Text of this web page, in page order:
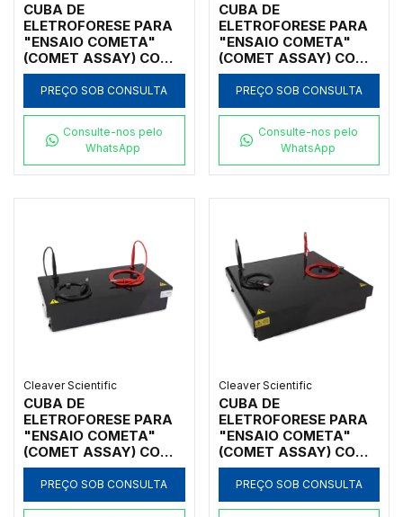
CUBA DE
ELETROFORESE PARA
"ENSAIO COMETA"
(COMET ASSAY) COM
CAPACIDADE PARA 10
LÂMINAS
PREÇO SOB CONSULTA
Consulte-nos pelo
WhatsApp
CUBA DE
ELETROFORESE PARA
"ENSAIO COMETA"
(COMET ASSAY) COM
CAPACIDADE PARA 10
LÂMINAS COM FONTE
PREÇO SOB CONSULTA
Consulte-nos pelo
WhatsApp
Cleaver Scientific
CUBA DE
ELETROFORESE PARA
"ENSAIO COMETA"
(COMET ASSAY) COM
CAPACIDADE PARA 10
LÂMINAS COM FONTE
E CHILLER
PREÇO SOB CONSULTA
Cleaver Scientific
CUBA DE
ELETROFORESE PARA
"ENSAIO COMETA"
(COMET ASSAY) COM
CAPACIDADE PARA 20
LÂMINAS
PREÇO SOB CONSULTA